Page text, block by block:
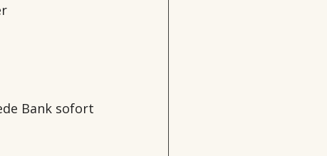
Bank sofort